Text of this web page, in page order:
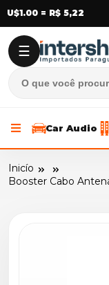
U$1.00 = R$ 5,22
☰
Car Audio
Inicío
Booster Cabo